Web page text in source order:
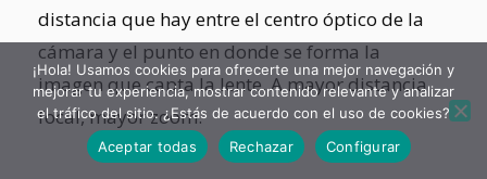
distancia que hay entre el centro óptico de la
cámara y el punto en donde se forma la
imagen que capta la lente. A mayor distancia
focal, mayor zoom.
¡Hola! Usamos cookies para ofrecerte una mejor navegación y
mejorar tu experiencia, mostrar contenido relevante y analizar
el tráfico del sitio. ¿Estás de acuerdo con el uso de cookies?
Aceptar todas
Rechazar Configurar